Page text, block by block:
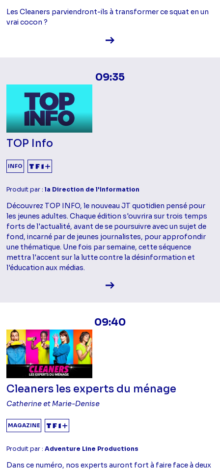
Les Cleaners parviendront-ils à transformer ce squat en un
vrai cocon ?
Voir la fiche diffusion
09:35
TOP Info
INFO
Produit par :la Direction de l'Information
Découvrez TOP INFO, le nouveau JT quotidien pensé pour
les jeunes adultes. Chaque édition s'ouvrira sur trois temps
forts de l'actualité, avant de se poursuivre avec un sujet de
fond, incarné par de jeunes journalistes, pour approfondir
une thématique. Une fois par semaine, cette séquence
mettra l'accent sur la lutte contre la désinformation et
l'éducation aux médias.
Voir la fiche diffusion
09:40
Cleaners les experts du ménage
Catherine et Marie-Denise
MAGAZINE
Produit par :Adventure Line Productions
Dans ce numéro, nos experts auront fort à faire face à deux